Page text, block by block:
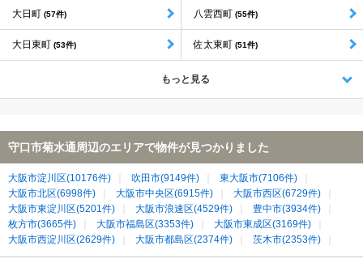
大日町 (57件) 八雲西町 (55件)
大日東町 (53件) 佐太東町 (51件)
もっと見る
守口市菊水通周辺のエリアで物件が見つかりました
大阪市淀川区(10176件) 吹田市(9149件)
東大阪市(7106件)
大阪市北区(6998件)
大阪市中央区(6915件)
大阪市西区(6729件)
大阪市東淀川区(5201件)
大阪市浪速区(4529件)
豊中市(3934件)
枚方市(3665件)
大阪市福島区(3353件)
大阪市東成区(3169件)
大阪市西淀川区(2629件)
大阪市都島区(2374件)
茨木市(2353件)
大阪市城東区(2017件)
大阪市天王寺区(1997件)
寝屋川市(1991件)